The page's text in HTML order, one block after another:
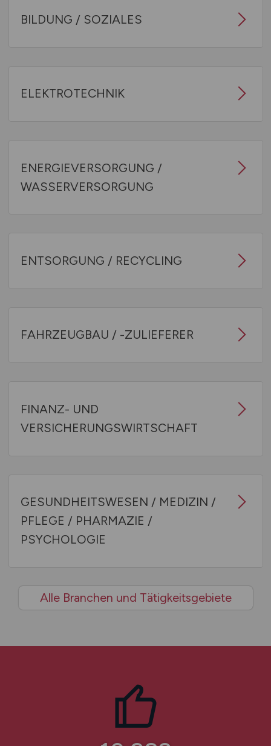
BILDUNG / SOZIALES
ELEKTROTECHNIK
ENERGIEVERSORGUNG /
WASSERVERSORGUNG
ENTSORGUNG / RECYCLING
FAHRZEUGBAU / -ZULIEFERER
FINANZ- UND
VERSICHERUNGSWIRTSCHAFT
GESUNDHEITSWESEN / MEDIZIN /
PFLEGE / PHARMAZIE /
PSYCHOLOGIE
Alle Branchen und Tätigkeitsgebiete